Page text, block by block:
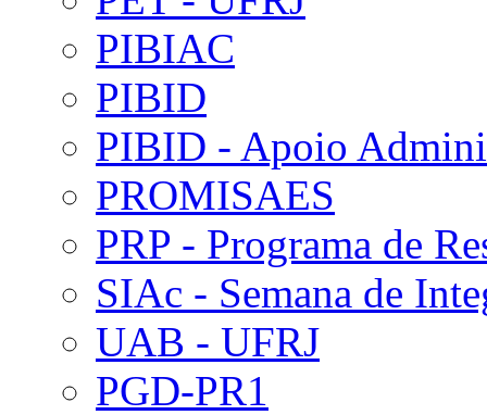
PIBIAC
PIBID
PIBID - Apoio
PROMISAES
PRP - Programa de
SIAc - Semana de
UAB - UFRJ
PGD-PR1